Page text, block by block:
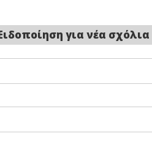
για νέα σχόλια